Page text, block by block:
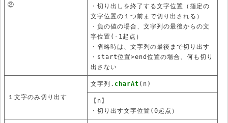
②
・切り出しを終了する文字位置（指定の
文字位置の１つ前まで切り出される）
・負の値の場合、文字列の最後からの文
字位置(-1起点）
・省略時は、文字列の最後まで切り出す
・start位置>end位置の場合、何も切り
出さない
１文字のみ切り出す
文字列. charAt (n)
【n】
・切り出す文字位置(0起点）